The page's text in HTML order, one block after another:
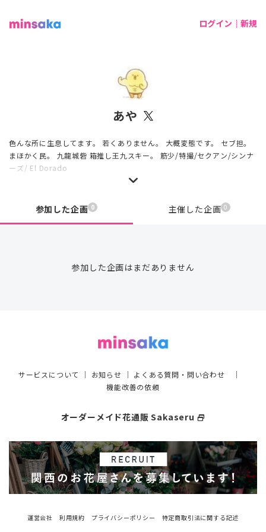
ログイン｜新規
あや
色んな所に生息してます。 若くありません。 大概変態です。 セブ担。
まほかく民。 九龍城砦 箱推し王九スキー。 筋少/特撮/セクアン/シンナ
ーズ/ El Dorado
参加した企画 0 主催した企画 0
参加した企画はまだありません
サービスについて ｜ お知らせ ｜ よくある質問・問い合わせ ｜
機能改善の依頼
オーダーメイド花通販 Sakaseru select_window
運営会社 利用規約 プライバシーポリシー
特定商取引法に関する記述